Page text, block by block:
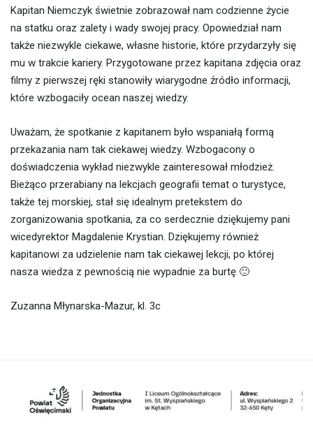
Kapitan Niemczyk świetnie zobrazował nam codzienne życie
na statku oraz zalety i wady swojej pracy. Opowiedział nam
także niezwykle ciekawe, własne historie, które przydarzyły się
mu w trakcie kariery. Przygotowane przez kapitana zdjęcia oraz
filmy z pierwszej ręki stanowiły wiarygodne źródło informacji,
które wzbogaciły ocean naszej wiedzy.
Uważam, że spotkanie z kapitanem było wspaniałą formą
przekazania nam tak ciekawej wiedzy. Wzbogacony o
doświadczenia wykład niezwykle zainteresował młodzież.
Bieżąco przerabiany na lekcjach geografii temat o turystyce,
także tej morskiej, stał się idealnym pretekstem do
zorganizowania spotkania, za co serdecznie dziękujemy pani
wicedyrektor Magdalenie Krystian. Dziękujemy również
kapitanowi za udzielenie nam tak ciekawej lekcji, po której
nasza wiedza z pewnością nie wypadnie za burtę 🙂
Zuzanna Młynarska-Mazur, kl. 3c